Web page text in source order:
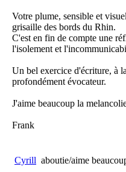
Votre plume, sensible et
grisaille des bords du Rhin.
C'est en fin de compte une
l'isolement et
Un bel exercice d'écriture, à
profondément évocateur.
J'aime beaucoup la
Frank
Cyrill aboutie/aime